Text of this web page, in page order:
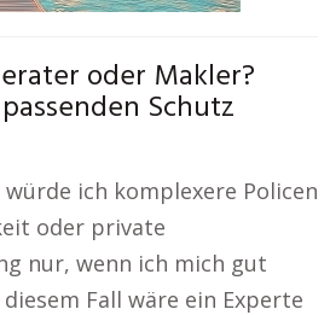
oder Makler?
Schutz
ich komplexere Policen
oder private
nur, wenn ich mich gut
Fall wäre ein Experte